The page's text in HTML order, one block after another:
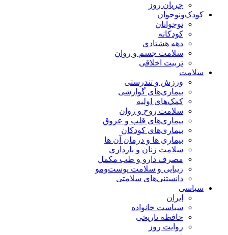
جریان روز
کودک‌ونوجوان
نوجوانان
کودکانه
دهه هشتادی
سلامت جسم و روان
تربیت اخلاقی
سلامت
ورزش و تندرستی
بیماری‌های گوارشی
کمک‌های اولیه
سلامت روح و روان
بیماری‌های قلب و عروق
بیماری‌های کودکان
بیماری ها و درمان آن ها
سلامت زنان و بارداری
مصرف دارو و طب مکمل
زیبایی و سلامت پوست‌ومو
دانستنی‌های سلامتی
سیاسی
ایران
سیاست خانواده
حافظه تاریخی
روایت روز